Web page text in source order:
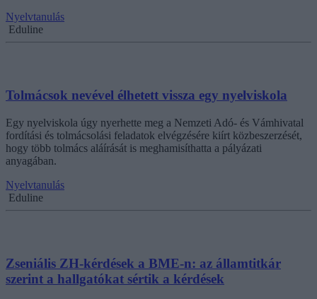
Nyelvtanulás
Eduline
Tolmácsok nevével élhetett vissza egy nyelviskola
Egy nyelviskola úgy nyerhette meg a Nemzeti Adó- és Vámhivatal
fordítási és tolmácsolási feladatok elvégzésére kiírt közbeszerzését,
hogy több tolmács aláírását is meghamisíthatta a pályázati
anyagában.
Nyelvtanulás
Eduline
Zseniális ZH-kérdések a BME-n: az államtitkár
szerint a hallgatókat sértik a kérdések